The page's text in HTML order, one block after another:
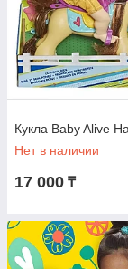
Кукла Baby Alive
Нет в наличии
17 000 ₸